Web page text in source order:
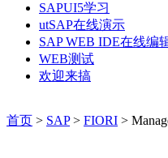
SAPUI5学习
utSAP在线演示
SAP WEB IDE在线编
WEB测试
欢迎来搞
首页 > SAP> FIORI >